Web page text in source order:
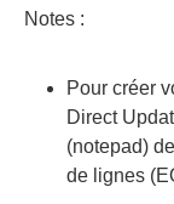
Notes :
Pour créer
Direct
(notepad)
de lignes